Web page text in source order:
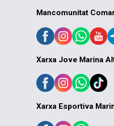
Mancomunitat
Xarxa Jove Marina
Xarxa Esportiva